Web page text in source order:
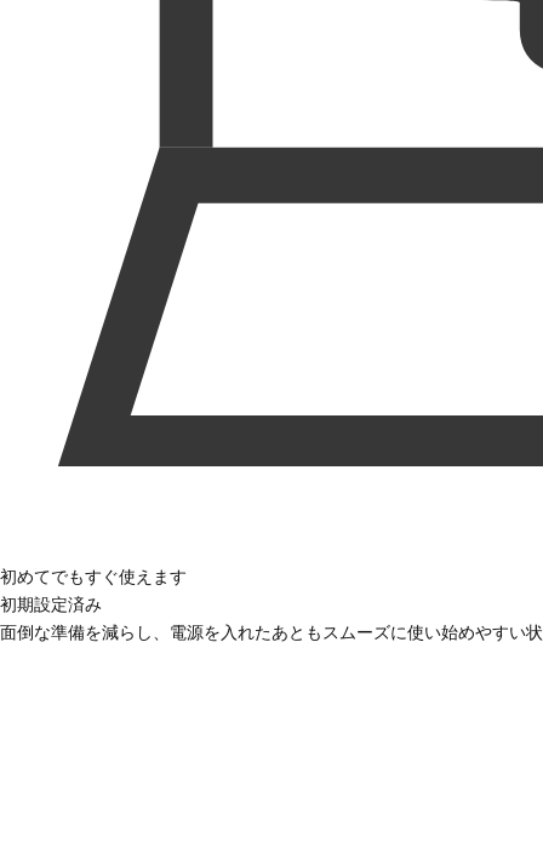
初めてでもすぐ使えます
初期設定済み
面倒な準備を減らし、電源を入れたあともスムーズに使い始めやすい